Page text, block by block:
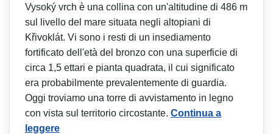
Vysoký vrch è una collina con un'altitudine di 486 m
sul livello del mare situata negli altopiani di
Křivoklát. Vi sono i resti di un insediamento
fortificato dell'età del bronzo con una superficie di
circa 1,5 ettari e pianta quadrata, il cui significato
era probabilmente prevalentemente di guardia.
Oggi troviamo una torre di avvistamento in legno
con vista sul territorio circostante. Continua a
leggere